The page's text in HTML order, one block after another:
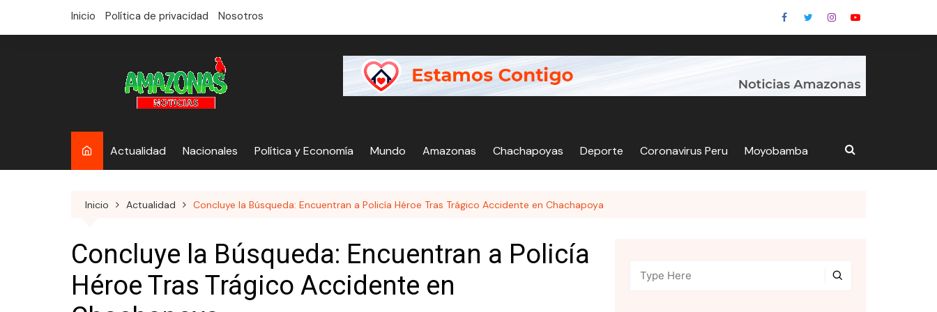
Inicio Política de privacidad Nosotros
Actualidad Nacionales Política y Economía Mundo Amazonas Chachapoyas Deporte Coronavirus Peru Moyobamba
Inicio Actualidad Concluye la Búsqueda: Encuentran a Policía Héroe Tras Trágico Accidente en Chachapoya
Concluye la Búsqueda: Encuentran a Policía
Héroe Tras Trágico Accidente en